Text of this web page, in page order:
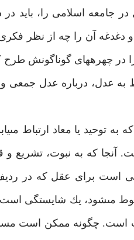
جامعه اسلامى را، بايد
دغدغه آن را چه از نظر
در چهره‏هاى گوناگونش طرح
به توحيد يا معاد ارتباط
آنجا كه به نبوت، تشريع
است براى عقل كه در
مى‏شود، يك شايستگى است
چگونه ممكن است